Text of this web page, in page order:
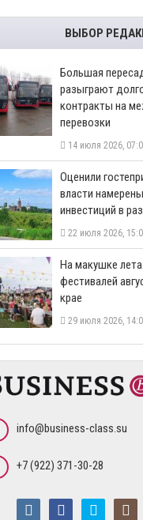
ВЫБОР
Большая
разыграют
контракты на
перевозки
14 июля 2026,
Оценили
власти
инвестиций в
22 июля 2026,
На макушке
фестивалей
крае
29 июля 2026,
info@business-class.su
+7 (922) 371-30-28